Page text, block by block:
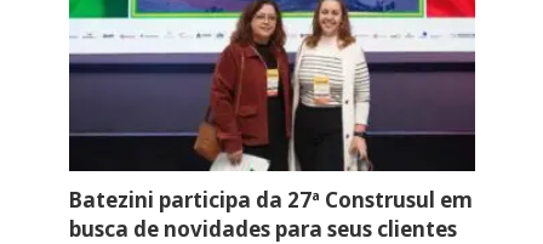
Batezini participa da 27ª Construsul em
busca de novidades para seus clientes